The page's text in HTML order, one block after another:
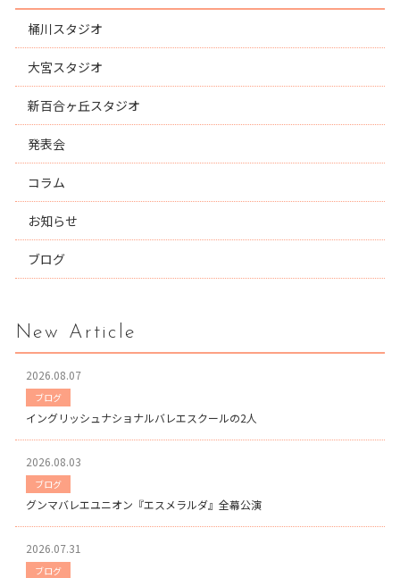
桶川スタジオ
大宮スタジオ
新百合ヶ丘スタジオ
発表会
コラム
お知らせ
ブログ
New Article
2026.08.07
ブログ
イングリッシュナショナルバレエスクールの2人
2026.08.03
ブログ
グンマバレエユニオン『エスメラルダ』全幕公演
2026.07.31
ブログ